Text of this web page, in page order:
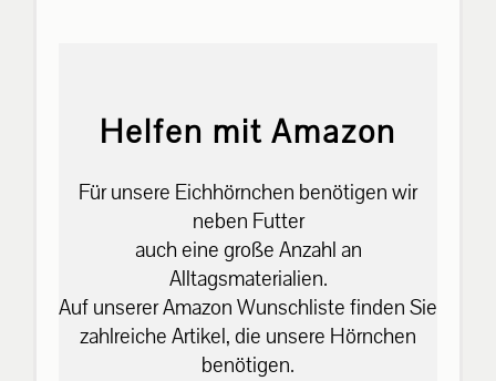
Helfen mit Amazon
Für unsere Eichhörnchen benötigen wir
neben Futter
auch eine große Anzahl an
Alltagsmaterialien.
Auf unserer Amazon Wunschliste finden Sie
zahlreiche Artikel, die unsere Hörnchen
benötigen.